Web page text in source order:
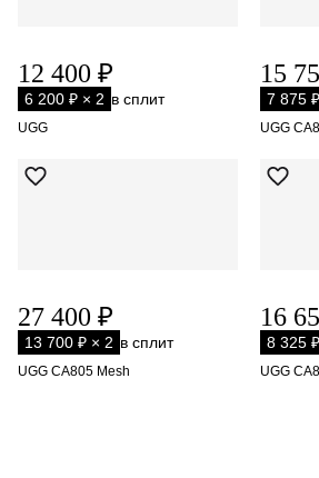
12 400 ₽
6 200 ₽ × 2 в сплит
UGG
15
7 875
UGG
27 400 ₽
13 700 ₽ × 2 в сплит
UGG CA805 Mesh
16
8 325
UGG